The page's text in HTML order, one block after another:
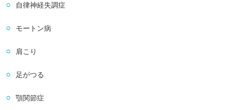
自律神経失調症
モートン病
肩こり
足がつる
顎関節症